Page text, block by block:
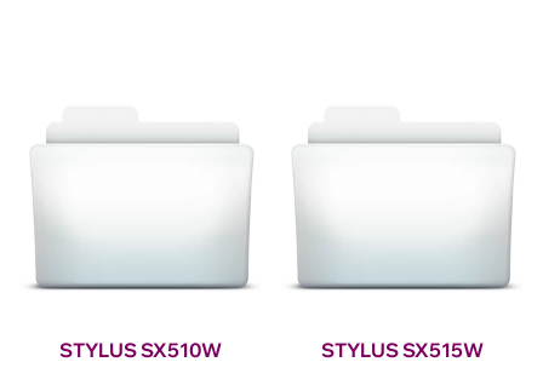
STYLUS SX510W STYLUS SX515W